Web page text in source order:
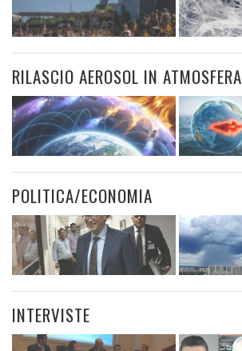
RILASCIO AEROSOL IN ATMOSFERA
POLITICA/ECONOMIA
INTERVISTE